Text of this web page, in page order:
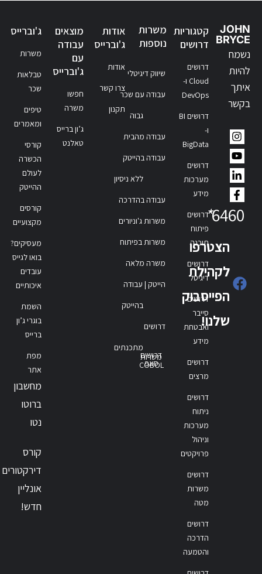
JOHN
BRYCE
נשמח
להיות
איתך
בקשר
6460
*
הצטרפו
לקהילת
הפייסבוק
שלנו!
קטגוריות
דרושים
דרושים
Cloud ו-
DevOps
דרושים BI
ו-
BigData
דרושים
מערכות
מידע
דרושים
פיתוח
תוכנה
דרושים
דיגיטל
דרושים
סייבר
ואבטחת
מידע
דרושים
מרצים
דרושים
ניתוח
מערכות
וניהול
פרויקטים
דרושים
משרות
מטה
דרושים
הדרכה
והטמעה
משרות
נוספות
שיווק דיגיטלי
עבודה עם שכר
גבוה
עבודה מהבית
עבודה בהייטק
ללא ניסיון
עבודה בהדרכה
משרות ג'וניורים
משרות בפיתוח
משרה מלאה
הייטק | עבודה
בהייטק
דרושים
מתכנתים
דרושים
סאפ
משרות
COBOL
אודות
ג'וברייס
אודות
צרו קשר
תקנון
מוצאים
עבודה
עם
ג'וברייס
חפשו
משרה
ג’ון ברייס
טאלנט
ג'וברייס
משרות
טבלאות
שכר
טיפים
ומאמרים
קורסי
הכשרה
לעולם
ההייטק
קורסים
מקצועיים
מעסיקים?
בואו לגייס
עובדים
איכותיים
השמת
בוגרי ג’ון
ברייס
מפת
אתר
מחשבון
ברוטו
נטו
קורס
דירקטורים
אונליין
חדש!